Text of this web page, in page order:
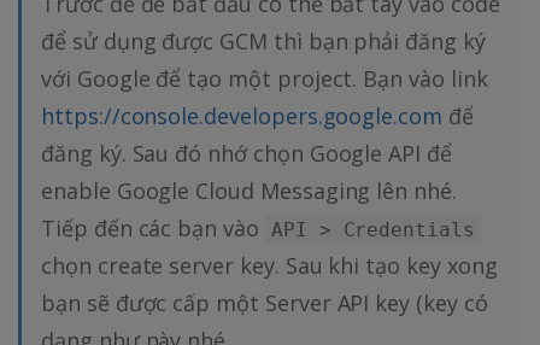
để sử dụng được GCM thì bạn phải đăng ký
với Google để tạo một project. Bạn vào link
https://console.developers.google.com để
đăng ký. Sau đó nhớ chọn Google API để
enable Google Cloud Messaging lên nhé.
Tiếp đến các bạn vào API > Credentials
chọn create server key. Sau khi tạo key xong
bạn sẽ được cấp một Server API key (key có